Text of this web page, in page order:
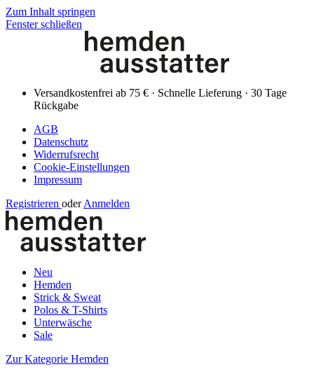
Zum Inhalt springen
Fenster schließen
Versandkostenfrei ab 75 € · Schnelle Lieferung · 30 Tage
Rückgabe
AGB
Datenschutz
Widerrufsrecht
Cookie-Einstellungen
Impressum
Registrieren oder Anmelden
Neu
Hemden
Strick & Sweat
Polos & T-Shirts
Unterwäsche
Sale
Zur Kategorie Hemden